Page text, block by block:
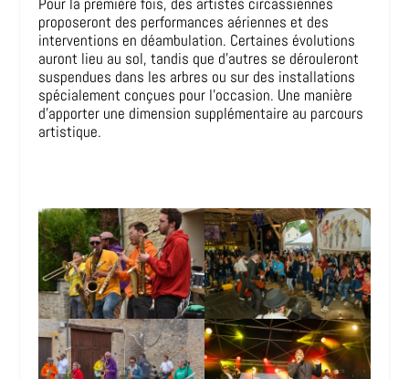
proposeront des performances aériennes et des
interventions en déambulation. Certaines évolutions
auront lieu au sol, tandis que d’autres se dérouleront
suspendues dans les arbres ou sur des installations
spécialement conçues pour l’occasion. Une manière
d’apporter une dimension supplémentaire au parcours
artistique.